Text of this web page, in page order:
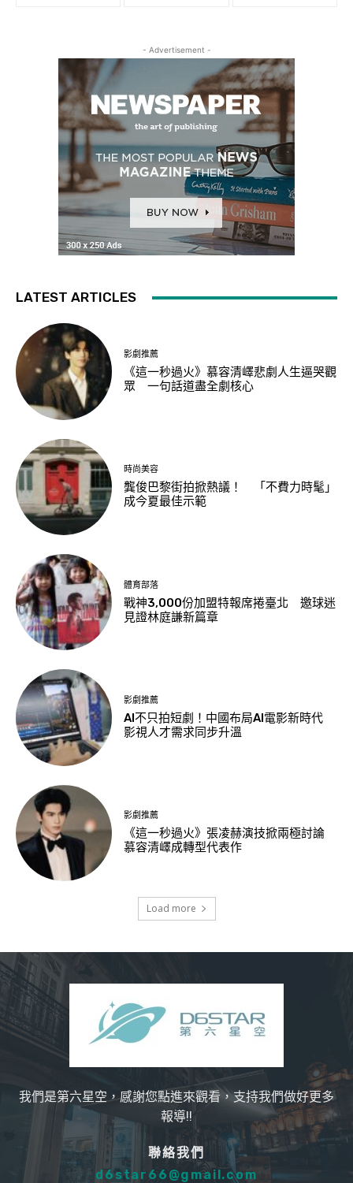
- Advertisement -
LATEST ARTICLES
影劇推薦
《這一秒過火》慕容清嶧悲劇人生逼哭觀
眾 一句話道盡全劇核心
時尚美容
龔俊巴黎街拍掀熱議！ 「不費力時髦」
成今夏最佳示範
體育部落
戰神3,000份加盟特報席捲臺北 邀球迷
見證林庭謙新篇章
影劇推薦
AI不只拍短劇！中國布局AI電影新時代
影視人才需求同步升溫
影劇推薦
《這一秒過火》張凌赫演技掀兩極討論
慕容清嶧成轉型代表作
Load more
我們是第六星空，感謝您點進來觀看，支持我們做好更多
報導!!
聯絡我們
d6star66@gmail.com